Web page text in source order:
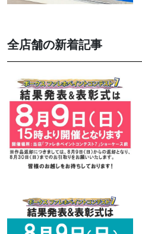
全店舗の新着記事